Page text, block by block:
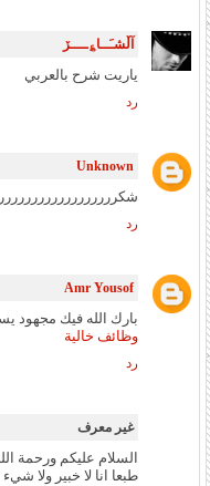
آڵشـَــا؏ــــڒ
ياريت شرح بالعربي
رد
Unknown
رد
Amr Yousof
بارك الله فيك مجهود
وظائف خالية
رد
غير معرف
السلام عليكم ورحمة
طبعا انا لا خبير ولا